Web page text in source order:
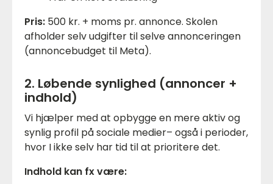
Pris: 500 kr. + moms pr. annonce. Skolen
afholder selv udgifter til selve annonceringen
(annoncebudget til Meta).
2. Løbende synlighed (annoncer +
indhold)
Vi hjælper med at opbygge en mere aktiv og
synlig profil på sociale medier– også i perioder,
hvor I ikke selv har tid til at prioritere det.
Indhold kan fx være: